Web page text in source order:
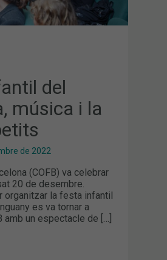
del
música i la
de 2022
(COFB) va celebrar
20 de desembre.
la festa infantil
es va tornar a
amb un espectacle de […]